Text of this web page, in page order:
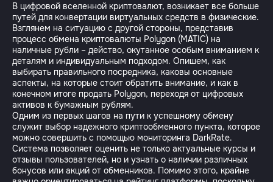
В цифровой вселенной криптовалют, возникает все больше
путей для конвертации виртуальных средств в физические.
Взглянем на ситуацию с другой стороны, представив
процесс обмена криптовалюты Polygon (MATIC) на
наличные рубли – действо, окутанное особым вниманием к
деталям и индивидуальным подходом. Опишем, как
выбирать правильного посредника, каковы основные
аспекты, на которые стоит обратить внимание, и как в
конечном итоге продать Polygon, переходя от цифровых
активов к бумажным рублям.
Одним из первых шагов на пути к успешному обмену
служит выбор надежного криптообменного пункта, которое
можно совершить с помощью мониторинга DarkRate.
Система позволяет оценить не только актуальные курсы и
отзывы пользователей, но и узнать о наличии различных
бонусов или акций от обменников. Помимо этого, крайне